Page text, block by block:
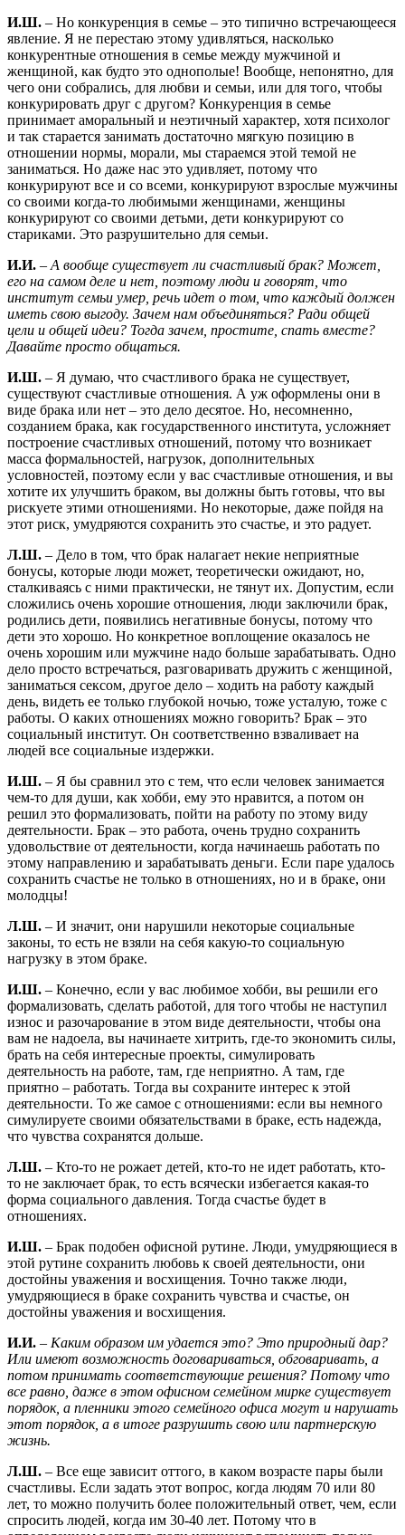
И.Ш. – Но конкуренция в семье – это типично встречающееся
явление. Я не перестаю этому удивляться, насколько
конкурентные отношения в семье между мужчиной и
женщиной, как будто это однополые! Вообще, непонятно, для
чего они собрались, для любви и семьи, или для того, чтобы
конкурировать друг с другом? Конкуренция в семье
принимает аморальный и неэтичный характер, хотя психолог
и так старается занимать достаточно мягкую позицию в
отношении нормы, морали, мы стараемся этой темой не
заниматься. Но даже нас это удивляет, потому что
конкурируют все и со всеми, конкурируют взрослые мужчины
со своими когда-то любимыми женщинами, женщины
конкурируют со своими детьми, дети конкурируют со
стариками. Это разрушительно для семьи.
И.И. – А вообще существует ли счастливый брак? Может,
его на самом деле и нет, поэтому люди и говорят, что
институт семьи умер, речь идет о том, что каждый должен
иметь свою выгоду. Зачем нам объединяться? Ради общей
цели и общей идеи? Тогда зачем, простите, спать вместе?
Давайте просто общаться.
И.Ш. – Я думаю, что счастливого брака не существует,
существуют счастливые отношения. А уж оформлены они в
виде брака или нет – это дело десятое. Но, несомненно,
созданием брака, как государственного института, усложняет
построение счастливых отношений, потому что возникает
масса формальностей, нагрузок, дополнительных
условностей, поэтому если у вас счастливые отношения, и вы
хотите их улучшить браком, вы должны быть готовы, что вы
рискуете этими отношениями. Но некоторые, даже пойдя на
этот риск, умудряются сохранить это счастье, и это радует.
Л.Ш. – Дело в том, что брак налагает некие неприятные
бонусы, которые люди может, теоретически ожидают, но,
сталкиваясь с ними практически, не тянут их. Допустим, если
сложились очень хорошие отношения, люди заключили брак,
родились дети, появились негативные бонусы, потому что
дети это хорошо. Но конкретное воплощение оказалось не
очень хорошим или мужчине надо больше зарабатывать. Одно
дело просто встречаться, разговаривать дружить с женщиной,
заниматься сексом, другое дело – ходить на работу каждый
день, видеть ее только глубокой ночью, тоже усталую, тоже с
работы. О каких отношениях можно говорить? Брак – это
социальный институт. Он соответственно взваливает на
людей все социальные издержки.
И.Ш. – Я бы сравнил это с тем, что если человек занимается
чем-то для души, как хобби, ему это нравится, а потом он
решил это формализовать, пойти на работу по этому виду
деятельности. Брак – это работа, очень трудно сохранить
удовольствие от деятельности, когда начинаешь работать по
этому направлению и зарабатывать деньги. Если паре удалось
сохранить счастье не только в отношениях, но и в браке, они
молодцы!
Л.Ш. – И значит, они нарушили некоторые социальные
законы, то есть не взяли на себя какую-то социальную
нагрузку в этом браке.
И.Ш. – Конечно, если у вас любимое хобби, вы решили его
формализовать, сделать работой, для того чтобы не наступил
износ и разочарование в этом виде деятельности, чтобы она
вам не надоела, вы начинаете хитрить, где-то экономить силы,
брать на себя интересные проекты, симулировать
деятельность на работе, там, где неприятно. А там, где
приятно – работать. Тогда вы сохраните интерес к этой
деятельности. То же самое с отношениями: если вы немного
симулируете своими обязательствами в браке, есть надежда,
что чувства сохранятся дольше.
Л.Ш. – Кто-то не рожает детей, кто-то не идет работать, кто-
то не заключает брак, то есть всячески избегается какая-то
форма социального давления. Тогда счастье будет в
отношениях.
И.Ш. – Брак подобен офисной рутине. Люди, умудряющиеся в
этой рутине сохранить любовь к своей деятельности, они
достойны уважения и восхищения. Точно также люди,
умудряющиеся в браке сохранить чувства и счастье, он
достойны уважения и восхищения.
И.И. – Каким образом им удается это? Это природный дар?
Или имеют возможность договариваться, обговаривать, а
потом принимать соответствующие решения? Потому что
все равно, даже в этом офисном семейном мирке существует
порядок, а пленники этого семейного офиса могут и нарушать
этот порядок, а в итоге разрушить свою или партнерскую
жизнь.
Л.Ш. – Все еще зависит оттого, в каком возрасте пары были
счастливы. Если задать этот вопрос, когда людям 70 или 80
лет, то можно получить более положительный ответ, чем, если
спросить людей, когда им 30-40 лет. Потому что в